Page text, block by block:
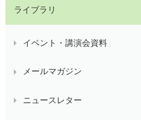
ライブラリ
イベント・講演会資料
メールマガジン
ニュースレター